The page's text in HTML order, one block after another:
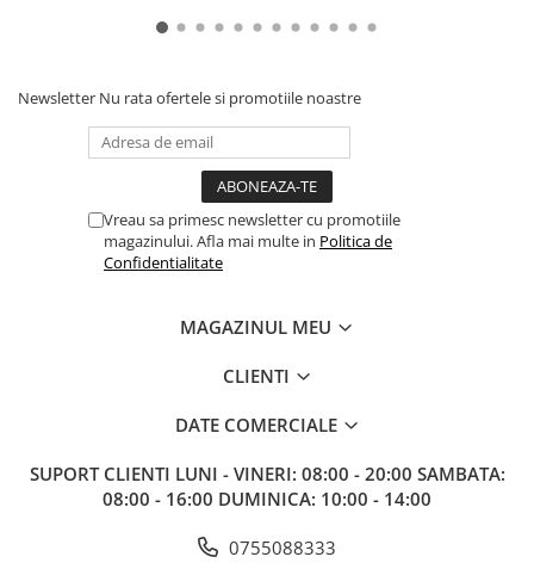
Starter Sets
Books and Codex
Star Wars figurine
Friday The 13th
One Piece
Dragon Ball
Newsletter Nu rata ofertele si promotiile noastre
Vreau sa primesc newsletter cu promotiile
magazinului. Afla mai multe in Politica de
Confidentialitate
MAGAZINUL MEU
CLIENTI
DATE COMERCIALE
SUPORT CLIENTI LUNI - VINERI: 08:00 - 20:00 SAMBATA:
08:00 - 16:00 DUMINICA: 10:00 - 14:00
0755088333